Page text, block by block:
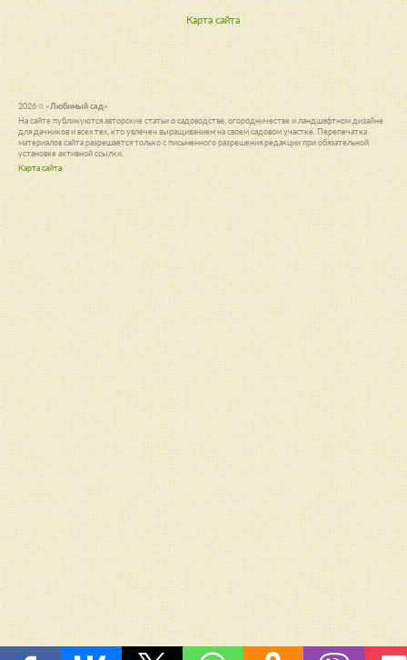
Карта сайта
2026 ©«Любимый сад»
На сайте публикуются авторские статьи о садоводстве, огородничестве и ландшафтном дизайне
для дачников и всех тех, кто увлечен выращиванием на своем садовом участке. Перепечатка
материалов сайта разрешается только с письменного разрешения редакции при обязательной
установке активной ссылки.
Карта сайта